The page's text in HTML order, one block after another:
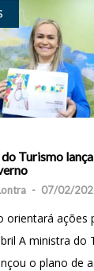
Turismo
- 07/02/
orientará ações
A ministra do
o plano de